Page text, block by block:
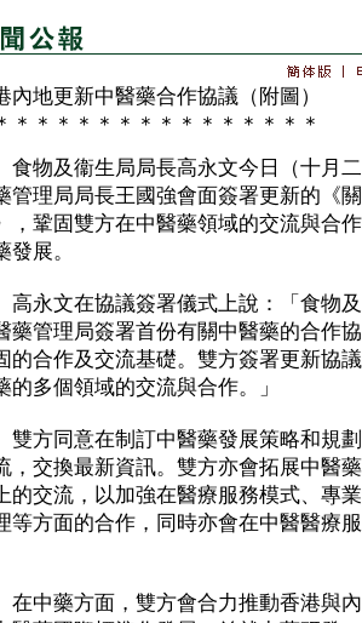
內地更新中醫藥合作協議（附圖）
＊＊＊＊＊＊＊＊＊＊＊＊＊＊＊
物及衞生局局長高永文今日（十月二
管理局局長王國強會面簽署更新的《
，鞏固雙方在中醫藥領域的交流與合
發展。
永文在協議簽署儀式上說：「食物及
藥管理局簽署首份有關中醫藥的合作
的合作及交流基礎。雙方簽署更新協
的多個領域的交流與合作。」
方同意在制訂中醫藥發展策略和規劃
，交換最新資訊。雙方亦會拓展中醫
的交流，以加強在醫療服務模式、專
等方面的合作，同時亦會在中醫醫療
中藥方面，雙方會合力推動香港與內